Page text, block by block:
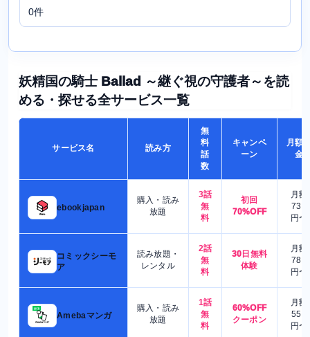
0件
妖精国の騎士 Ballad ～継ぐ視の守護者～を読
める・探せる全サービス一覧
サービス名 読み方
無
料
話
数
キャンペ
ーン
月額
金
ebookjapan
購入・読み
放題
3話
無
料
初回
70%OFF
月額
730
円〜
コミックシーモ
ア
読み放題・
レンタル
2話
無
料
30日無料
体験
月額
780
円〜
Amebaマンガ
購入・読み
放題
1話
無
料
60%OFF
クーポン
月額
550
円〜